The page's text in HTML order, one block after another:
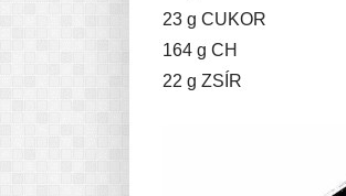
23 g CUKOR
164 g CH
22 g ZSÍR